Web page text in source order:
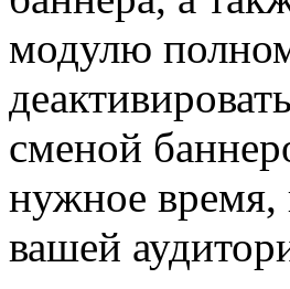
модулю
сменой
нужное время,
вашей